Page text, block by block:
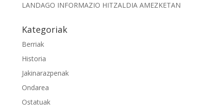
LANDAGO INFORMAZIO HITZALDIA AMEZKETAN
Kategoriak
Berriak
Historia
Jakinarazpenak
Ondarea
Ostatuak